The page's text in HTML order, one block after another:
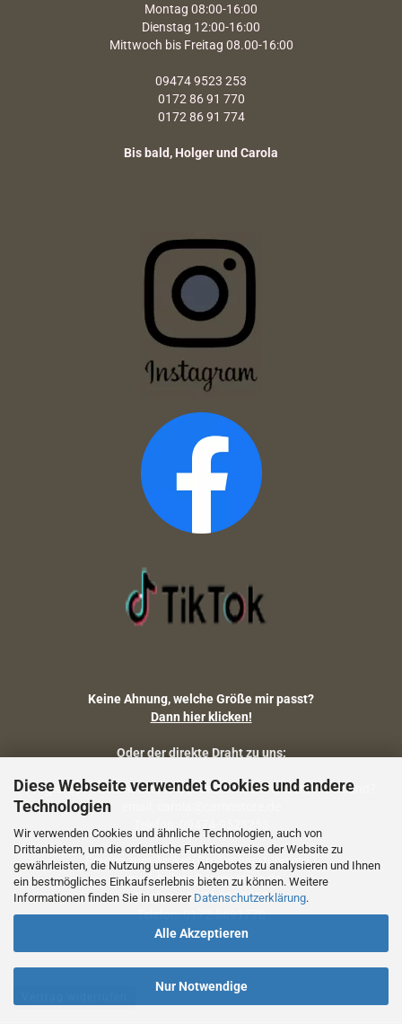
Diese Webseite verwendet Cookies und andere
Technologien
Wir verwenden Cookies und ähnliche Technologien, auch von
Drittanbietern, um die ordentliche Funktionsweise der Website zu
gewährleisten, die Nutzung unseres Angebotes zu analysieren und Ihnen
ein bestmögliches Einkaufserlebnis bieten zu können. Weitere
Informationen finden Sie in unserer Datenschutzerklärung.
Alle Akzeptieren
Nur Notwendige
Montag 08:00-16:00
Dienstag 12:00-16:00
Mittwoch bis Freitag 08.00-16:00
09474 9523 253
0172 86 91 770
0172 86 91 774
Bis bald, Holger und Carola
Keine Ahnung, welche Größe mir passt?
Dann hier klicken!
Oder der direkte Draht zu uns:
Fragen zu Artikelmaßen, Warenbestand, Lieferstatus, Versand?
Telefon: 09474-9523253
Fragen zum Artikel (Größenberatung etc.)
email: holger@camostore.de
Telefon: 09474-9523253
Telefon: 0172-8691770